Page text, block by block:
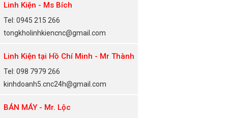
Linh Kiện - Ms Bích
Tel: 0945 215 266
tongkholinhkiencnc@gmail.com
Linh Kiện tại Hồ Chí Minh - Mr Thành
Tel: 098 7979 266
kinhdoanh5.cnc24h@gmail.com
BÁN MÁY - Mr. Lộc